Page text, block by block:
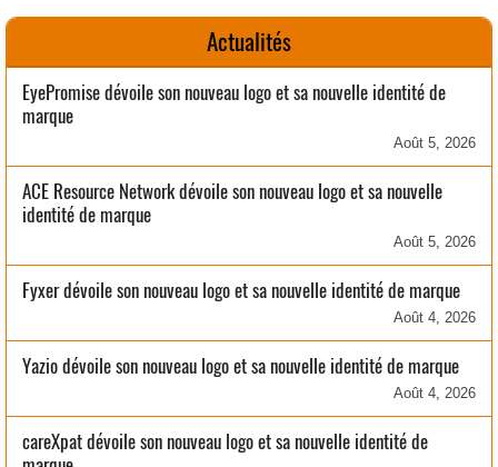
Actualités
EyePromise dévoile son nouveau logo et sa nouvelle identité de
marque
Août 5, 2026
ACE Resource Network dévoile son nouveau logo et sa nouvelle
identité de marque
Août 5, 2026
Fyxer dévoile son nouveau logo et sa nouvelle identité de marque
Août 4, 2026
Yazio dévoile son nouveau logo et sa nouvelle identité de marque
Août 4, 2026
careXpat dévoile son nouveau logo et sa nouvelle identité de